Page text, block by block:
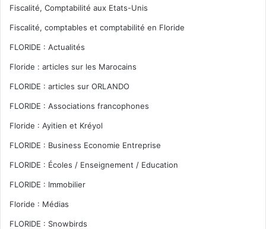
Fiscalité, Comptabilité aux Etats-Unis
Fiscalité, comptables et comptabilité en Floride
FLORIDE : Actualités
Floride : articles sur les Marocains
FLORIDE : articles sur ORLANDO
FLORIDE : Associations francophones
Floride : Ayitien et Kréyol
FLORIDE : Business Economie Entreprise
FLORIDE : Écoles / Enseignement / Education
FLORIDE : Immobilier
Floride : Médias
FLORIDE : Snowbirds